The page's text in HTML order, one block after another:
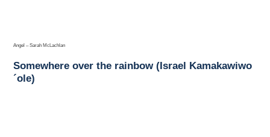
Angel – Sarah McLachlan
Somewhere over the rainbow (Israel Kamakawiwo
´ole)